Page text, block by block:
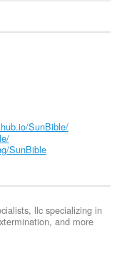
SunBible/
SunBible
llc specializing in
and more